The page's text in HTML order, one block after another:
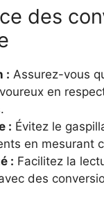
des
: Assurez-vous
en
: Évitez le
en mesurant
: Facilitez la
des